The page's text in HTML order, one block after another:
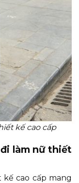
kế cao cấp
làm nữ thiết
cao cấp mang